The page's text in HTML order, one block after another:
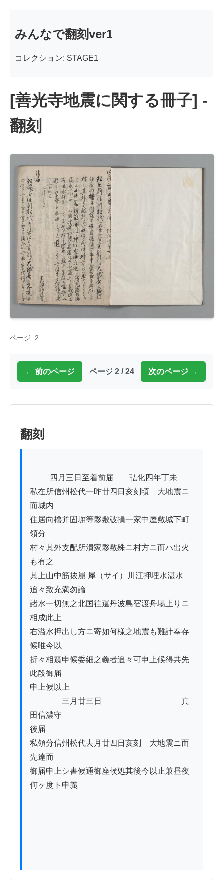
みんなで翻刻ver1
コレクション: STAGE1
[善光寺地震に関する冊子] -
翻刻
ページ: 2
← 前のページ ページ 2 / 24 次のページ →
翻刻
私在所信州松代一昨廿四日亥刻頃ゟ大地震ニ
而城内
住居向櫓并固塀等夥敷破損一家中屋敷城下町
領分
村々其外支配所潰家夥敷殊ニ村方ニ而ハ出火
も有之
其上山中筋抜崩 犀（サイ）川江押埋水湛水
追々致充満勿論
諸水一切無之北国往還丹波島宿渡舟場上りニ
相成此上
右溢水押出し方ニ寄如何様之地震も難計奉存
候唯今以
折々相震申候委細之義者追々可申上候得共先
此段御届
申上候以上
三月廿三日　　　　　　　　　　真
田信濃守
後届
私領分信州松代去月廿四日亥刻ゟ大地震ニ而
先達而
御届申上シ書候通御座候処其後今以止兼昼夜
何ヶ度ト申義